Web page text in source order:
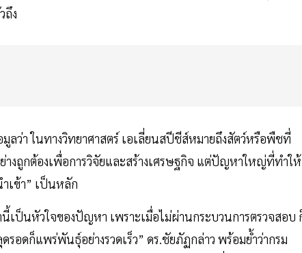
ถึง
ลว่า ในทางวิทยาศาสตร์ เอเลี่ยนสปีชีส์หมายถึงสัตว์หรือพืชที่
งถูกต้องเพื่อการวิจัยและสร้างเศรษฐกิจ แต่ปัญหาใหญ่ที่ทำให้
เข้า” เป็นหลัก
เป็นหัวใจของปัญหา เพราะเมื่อไม่ผ่านกระบวนการตรวจสอบ
อดก็แพร่พันธุ์อย่างรวดเร็ว” ดร.ชัยภัฏกล่าว พร้อมย้ำว่ากรม